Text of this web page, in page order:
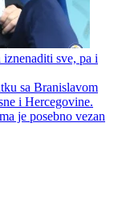
sve, pa i
sa Branislavom
i Hercegovine.
je posebno vezan